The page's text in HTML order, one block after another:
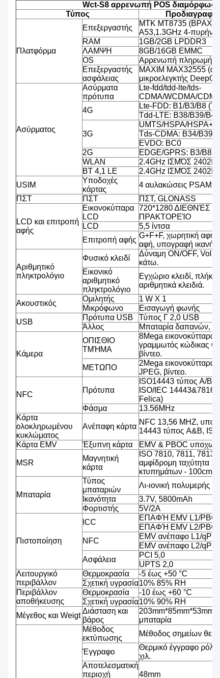
Wct-S8 αρρενωπή POS
Τύπος
Προδιαγραφή
Πλατφόρμα
Επεξεργαστής
MTK MT8735
A53,1.3GHz 4-
RAM
1GB/2GB LPDDR3
ΛΑΜΨΗ
8GB/16GB EMMC
OS
Αρρενωπή πληρωμή
Επεξεργαστής
ασφάλειας
MAXIM MAX32555
μικροελεγκτής
Ασύρματος
Ασύρματα
πρότυπα
Lte-fdd/tdd-lte/tds-
CDMA/WCDMA/
4G
Lte-FDD: B1/B3/B8
Tdd-LTE: B38/B39/
3G
UMTS/HSPA/HSPA+/
Tds-CDMA: B34/B39
EVDO: BC0
2G
EDGE/GPRS: B3/B8
WLAN
2.4GHz ΙΣΜΌΣ
BT 4,1 LE
2.4GHz ΙΣΜΌΣ
USIM
Υποδοχές
κάρτας
4 αυλακώσεις PSAM,
ΠΣΤ
ΠΣΤ ΠΣΤ, GLONASS
LCD και επιτροπή
αφής
Εικονοκύτταρα
LCD
720*1280 ΔΙΕΘΝΈΣ
ΠΡΑΚΤΟΡΕΊΟ
LCD
5,5 ίντσα
Επιτροπή αφής
G+F+F, χωρητική αφή
αφή, υπογραφή ικανή,
Αριθμητικό
πληκτρολόγιο
Φυσικό κλειδί
Δύναμη ON/OFF,
κάτω.
Εικονικό
αριθμητικό
πληκτρολόγιο
Εγχώριο κλειδί,
αριθμητικά κλειδιά.
Ακουστικός
Ομιλητής
1 W Χ 1
Μικρόφωνο
Εισαγωγή φωνής
USB
Πρότυπα USB
Τύπος Γ 2,0 USB
Άλλος
Μπαταρία δαπανών,
Κάμερα
ΟΠΙΣΘΙΟ
ΤΜΉΜΑ
8Mega εικονοκύτταρα,
γραμμωτός κώδικας
βίντεο.
ΜΕΤΩΠΟ
2Mega εικονοκύτταρα,
JPEG, βίντεο.
NFC
Πρότυπα
ISO14443 τύπος A/B
ISO/IEC 14443&7816,
Felica)
Φάσμα
13.56MHz
Κάρτα
ολοκληρωμένου
κυκλώματος
Ανέπαφη κάρτα
NFC 13,56 MHZ,
14443 τύπος A&B,
Κάρτα EMV
Έξυπνη κάρτα EMV & PBOC
MSR
Μαγνητική
κάρτα
ISO 7810, 7811, 7813
αμφίδρομη ταχύτητα
κτυπημάτων - 100cm/
Μπαταρία
Τύπος
μπαταριών
Λι-ιονική πολυμερής
Ικανότητα
3.7V, 5800mAh
Φορτιστής
5V/2A
Πιστοποίηση
ICC
ΕΠΑΦΉ EMV L1/
ΕΠΑΦΉ EMV L2/
NFC
EMV ανέπαφο L1/
EMV ανέπαφο L2/
Ασφάλεια
PCI 5,0
UPTS 2,0
Λειτουργικό
περιβάλλον
Θερμοκρασία
-5 έως +50 °C
Σχετική υγρασία10% 85% RH
Περιβάλλον
αποθήκευσης
Θερμοκρασία
-10 έως +60 °C
Σχετική υγρασία10% 90% RH
Μέγεθος και Weigt
Διάσταση και
βάρος
203mm*85mm*53mm,
μπαταρία
Μέθοδος
εκτύπωσης
Μέθοδος σημείων
Έγγραφο
Θερμικό έγγραφο
χιλ.
Αποτελεσματική
περιοχή
48mm